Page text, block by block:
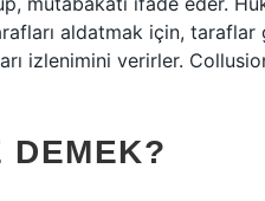
aldatmak için,
izlenimini verirler.
DEMEK?